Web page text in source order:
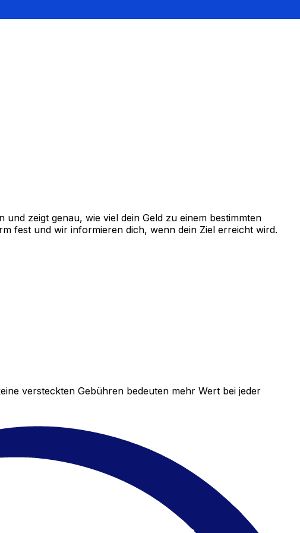
zeigt genau, wie viel dein Geld zu einem bestimmten
fest und wir informieren dich, wenn dein Ziel erreicht wird.
versteckten Gebühren bedeuten mehr Wert bei jeder